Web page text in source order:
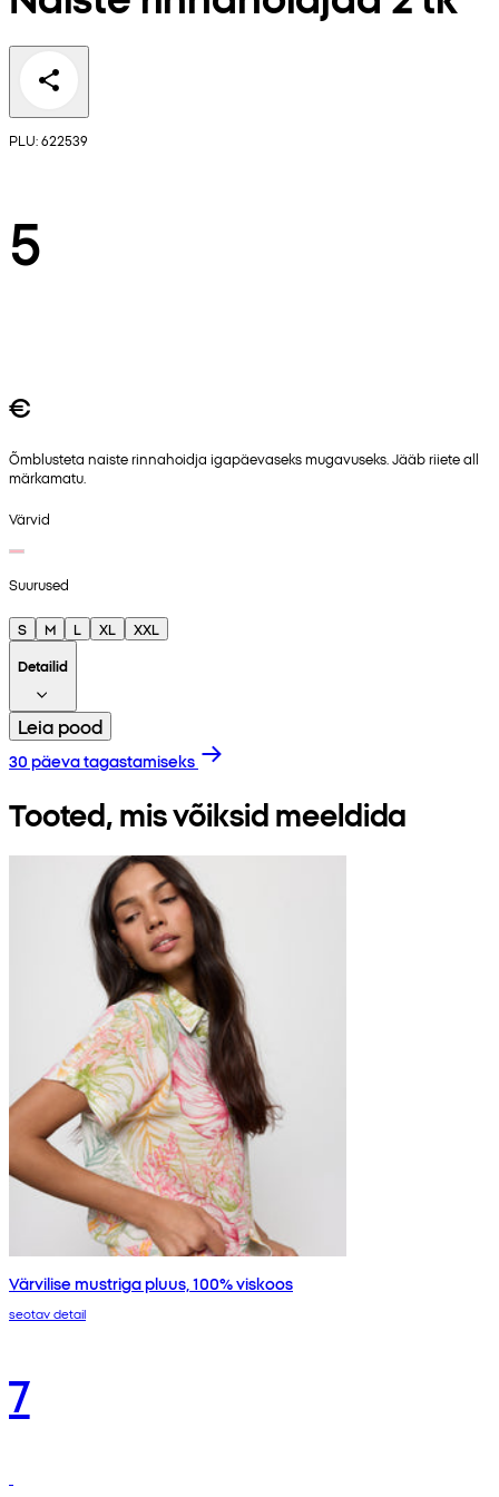
PLU: 622539
5
€
Õmblusteta naiste rinnahoidja igapäevaseks mugavuseks. Jääb riiete all
märkamatu.
Värvid
Suurused
S M L XL
XXL
Detailid
Leia pood
30 päeva tagastamiseks
Tooted, mis võiksid meeldida
Värvilise mustriga pluus, 100% viskoos
seotav detail
7